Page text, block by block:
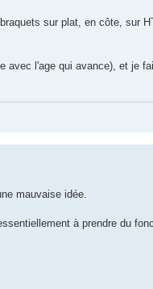
sur plat, en côte, sur
l'age qui avance), et je
mauvaise idée.
à prendre du